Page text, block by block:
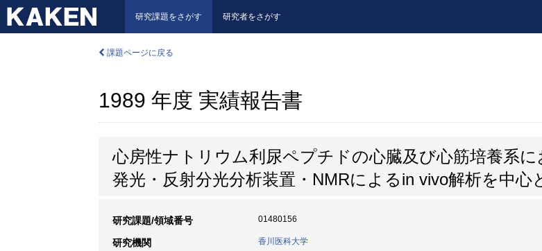
研究課題をさがす 研究者をさがす
課題ページに戻る
1989 年度 実績報告書
心房性ナトリウム利尿ペプチドの心臓及び心筋培養系
発光・反射分光分析装置・NMRによるin vivo解析を中心
研究課題/領域番号 01480156
研究機関 香川医科大学